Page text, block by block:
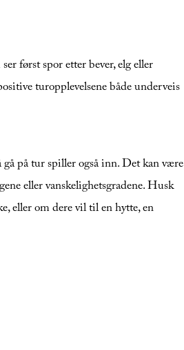
først spor etter bever, elg eller
turopplevelsene både underveis
på tur spiller også inn. Det kan være
eller vanskelighetsgradene. Husk
eller om dere vil til en hytte, en